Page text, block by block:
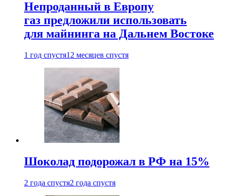
Непроданный в Европу
газ предложили использовать
для майнинга на Дальнем Востоке
1 год спустя12 месяцев спустя
Шоколад подорожал в РФ на 15%
2 года спустя2 года спустя